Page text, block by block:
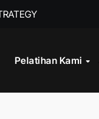
Pelatihan Kami